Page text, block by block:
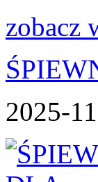
zobacz
2025-